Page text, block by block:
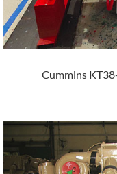
Cummins